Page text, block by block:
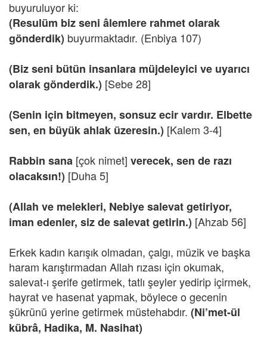
buyuruluyor ki:
(Resulüm biz seni âlemlere rahmet olarak
gönderdik) buyurmaktadır. (Enbiya 107)
(Biz seni bütün insanlara müjdeleyici ve uyarıcı
olarak gönderdik.) [Sebe 28]
(Senin için bitmeyen, sonsuz ecir vardır. Elbette
sen, en büyük ahlak üzeresin.) [Kalem 3-4]
Rabbin sana [çok nimet] verecek, sen de razı
olacaksın!) [Duha 5]
(Allah ve melekleri, Nebiye salevat getiriyor,
iman edenler, siz de salevat getirin.) [Ahzab 56]
Erkek kadın karışık olmadan, çalgı, müzik ve başka
haram karıştırmadan Allah rızası için okumak,
salevat-ı şerife getirmek, tatlı şeyler yedirip içirmek,
hayrat ve hasenat yapmak, böylece o gecenin
şükrünü yerine getirmek müstehabdır. (Ni’met-ül
kübrâ, Hadika, M. Nasihat)